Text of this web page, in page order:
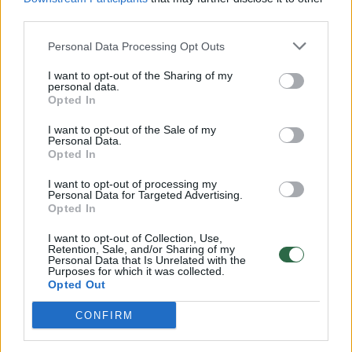
Personal Data Processing Opt Outs
I want to opt-out of the Sharing of my
personal data.
Opted In
I want to opt-out of the Sale of my
Personal Data.
Opted In
I want to opt-out of processing my
Personal Data for Targeted Advertising.
Opted In
I want to opt-out of Collection, Use,
Retention, Sale, and/or Sharing of my
Personal Data that Is Unrelated with the
Purposes for which it was collected.
Opted Out
CONFIRM
32 laipsnių šilumos
Žinios | Orai
V. Zalužno pasisakymą laiko bandymu įsitvirtinti
Laidos | Nauja diena
00:05:25
K. Prunskienės brolis prisiminė jaudinančią akimirką
prieš mirtį: „Tai buvo simbolinis mūsų pagerbimo
ženklas“
Žinios | Lietuvos diena